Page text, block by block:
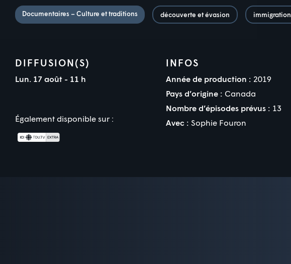
Documentaires – Culture et traditions découverte et évasion immigration
DIFFUSION(S)
Lun. 17 août - 11 h
Également disponible sur :
INFOS
Année de production : 2019
Pays d’origine : Canada
Nombre d’épisodes prévus : 13
Avec : Sophie Fouron